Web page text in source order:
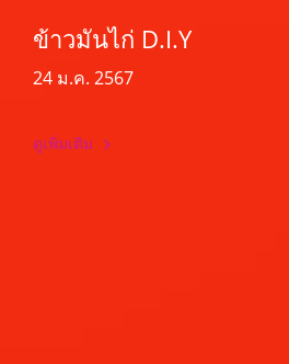
ข้าวมันไก่ D.I.Y
24 ม.ค. 2567
ดูเพิ่มเติม